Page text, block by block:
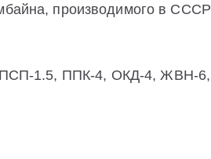
производимого в СССР
1.5, ППК-4, ОКД-4, ЖВН-6,